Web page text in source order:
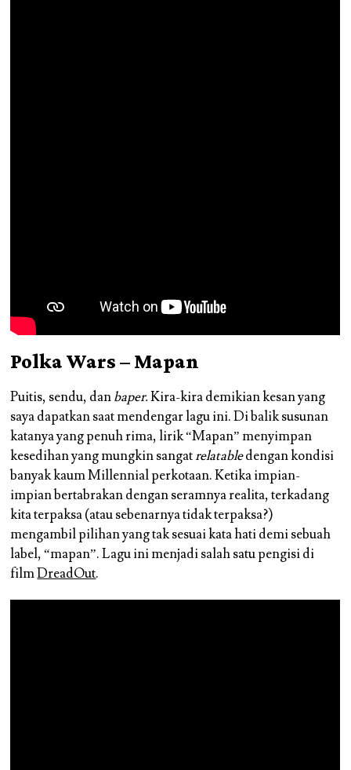
Polka Wars – Mapan
Puitis, sendu, danbaper.Kira-kira demikian kesan yang
saya dapatkan saat mendengar lagu ini. Di balik susunan
katanya yang penuh rima, lirik “Mapan” menyimpan
kesedihan yang mungkin sangatrelatabledengan kondisi
banyak kaum Millennial perkotaan. Ketika impian-
impian bertabrakan dengan seramnya realita, terkadang
kita terpaksa (atau sebenarnya tidak terpaksa?)
mengambil pilihan yang tak sesuai kata hati demi sebuah
label, “mapan”. Lagu ini menjadi salah satu pengisi di
filmDreadOut.